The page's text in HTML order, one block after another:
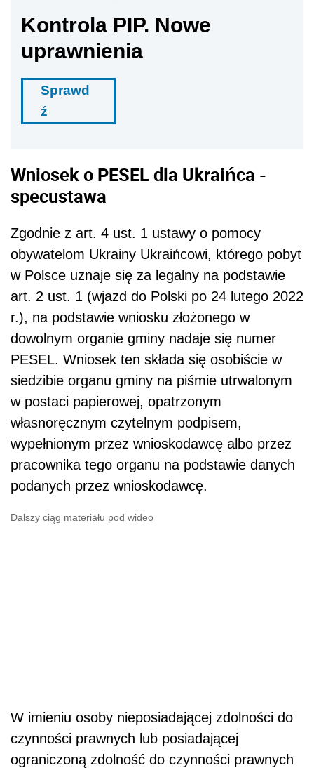
Kontrola PIP. Nowe
uprawnienia
Sprawd
ź
Wniosek o PESEL dla Ukraińca -
specustawa
Zgodnie z art. 4 ust. 1 ustawy o pomocy
obywatelom Ukrainy Ukraińcowi, którego pobyt
w Polsce uznaje się za legalny na podstawie
art. 2 ust. 1 (wjazd do Polski po 24 lutego 2022
r.), na podstawie wniosku złożonego w
dowolnym organie gminy nadaje się numer
PESEL. Wniosek ten składa się osobiście w
siedzibie organu gminy na piśmie utrwalonym
w postaci papierowej, opatrzonym
własnoręcznym czytelnym podpisem,
wypełnionym przez wnioskodawcę albo przez
pracownika tego organu na podstawie danych
podanych przez wnioskodawcę.
Dalszy ciąg materiału pod wideo
W imieniu osoby nieposiadającej zdolności do
czynności prawnych lub posiadającej
ograniczoną zdolność do czynności prawnych